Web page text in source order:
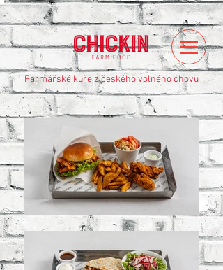
Farmářské kuře z českého volného chovu